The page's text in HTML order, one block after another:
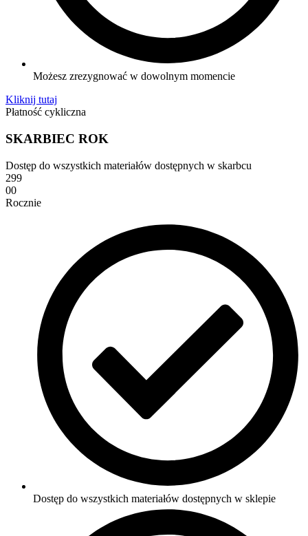
Możesz zrezygnować w dowolnym momencie
Kliknij tutaj
Płatność cykliczna
SKARBIEC ROK
Dostęp do wszystkich materiałów dostępnych w skarbcu
299
00
Rocznie
Dostęp do wszystkich materiałów dostępnych w sklepie